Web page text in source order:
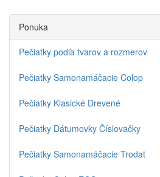
Ponuka
Pečiatky podľa tvarov a rozmerov
Pečiatky Samonamáčacie Colop
Pečiatky Klasické Drevené
Pečiatky Dátumovky Číslovačky
Pečiatky Samonamáčacie Trodat